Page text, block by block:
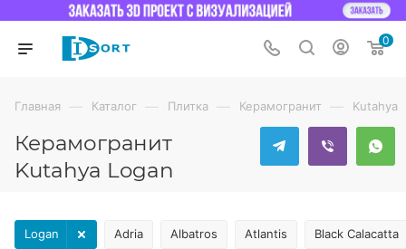
0
Главная — Каталог — Плитка — Керамогранит — Kutahya
Керамогранит
Kutahya Logan
Adria Albatros Atlantis Black Calacatta
Logan